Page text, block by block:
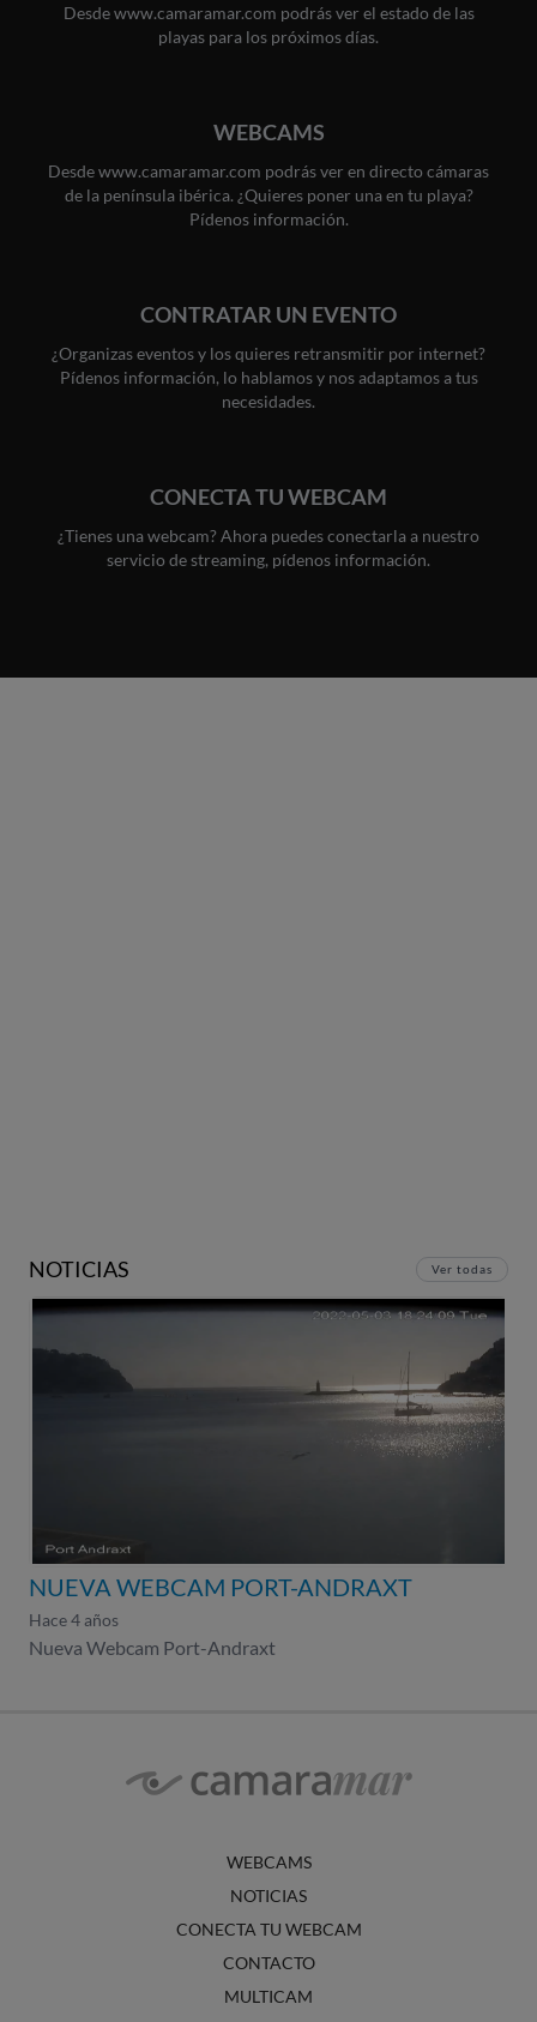
Desde www.camaramar.com podrás ver el estado de las
playas para los próximos días.
WEBCAMS
Desde www.camaramar.com podrás ver en directo cámaras
de la península ibérica. ¿Quieres poner una en tu playa?
Pídenos información.
CONTRATAR UN EVENTO
¿Organizas eventos y los quieres retransmitir por internet?
Pídenos información, lo hablamos y nos adaptamos a tus
necesidades.
CONECTA TU WEBCAM
¿Tienes una webcam? Ahora puedes conectarla a nuestro
servicio de streaming, pídenos información.
NOTICIAS Ver todas
NUEVA WEBCAM PORT-ANDRAXT
Hace 4 años
Nueva Webcam Port-Andraxt
WEBCAMS
NOTICIAS
CONECTA TU WEBCAM
CONTACTO
MULTICAM